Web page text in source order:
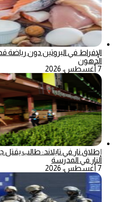
الإفراط في البروتين دون رياضة
الدهون
7 أغسطس، 2026
إطلاق نار في تايلاند: طالب
النار في المدرسة
7 أغسطس، 2026